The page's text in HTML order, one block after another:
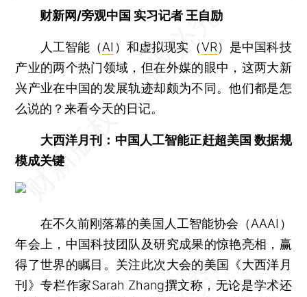
财新网/旁观中国 实习记者 王自励
人工智能（AI ）和虚拟现实（VR）是中国科技
产业的两个热门领域，但在外媒的眼中，这两大新
兴产业在中国的发展轨迹却颇为不同。他们都是怎
么说的？来看今天的日记。
大西洋月刊：中国人工智能正赶超美国 数据规
模成关键
在不久前刚落幕的美国人工智能协会（AAAI）
年会上，中国科技团队及研究成果的惊艳亮相，赢
得了世界的瞩目。关注此次大会的美国《大西洋月
刊》专栏作家Sarah Zhang撰文称，无论是学术还